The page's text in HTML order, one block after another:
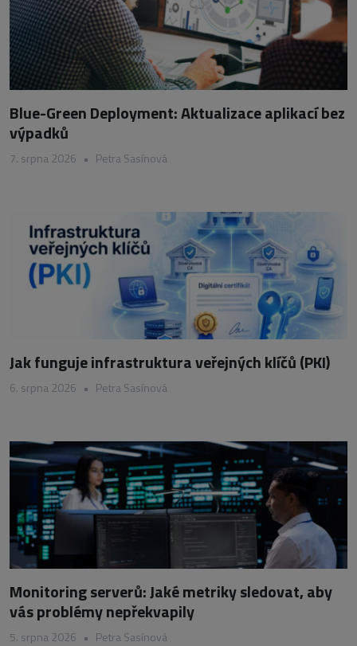
Blue-Green Deployment: Aktualizace aplikací bez
výpadků
7. srpna 2026 • Petra Sasínová
Jak funguje infrastruktura veřejných klíčů (PKI)
6. srpna 2026 • Petra Sasínová
Monitoring serverů: Jaké metriky sledovat, aby
vás problémy nepřekvapily
5. srpna 2026 • Petra Sasínová